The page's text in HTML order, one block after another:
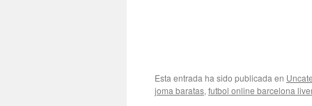
Esta entrada ha sido publicada en
joma baratas, futbol online barcelona